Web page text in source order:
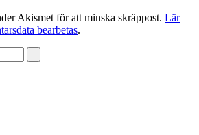
Akismet för att minska skräppost. Lär
bearbetas.